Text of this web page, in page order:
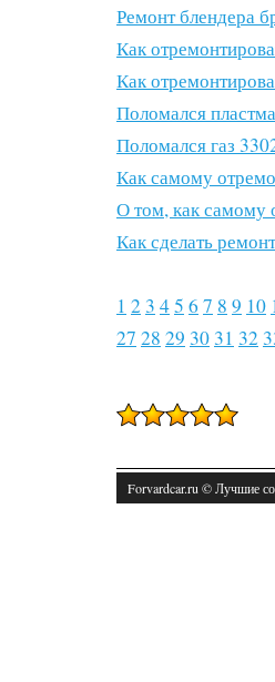
Ремонт блендера
Как
Как
Поломался
Поломался газ
Как самому
О том, как самому
Как сделать
1 2 3 45 6 7 8 9 10
27 28 29 30 31 32
Forvardcar.ru © Лучшие